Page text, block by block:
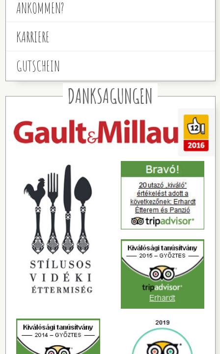
ANKOMMEN?
KARRIERE
GUTSCHEIN
DANKSAGUNGEN